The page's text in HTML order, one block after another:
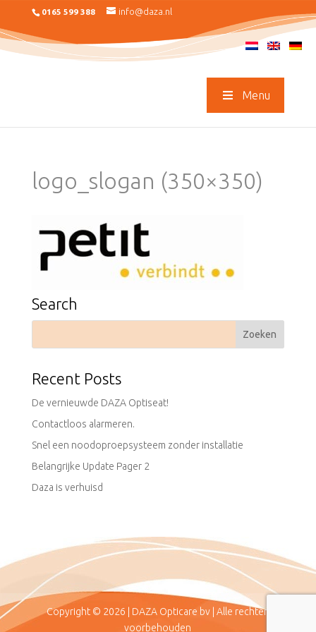
0165 599 388 info@daza.nl
Menu
logo_slogan (350×350)
Search
Recent Posts
De vernieuwde DAZA Optiseat!
Contactloos alarmeren.
Snel een noodoproepsysteem zonder installatie
Belangrijke Update Pager 2
Daza is verhuisd
Copyright © 2026 | DAZA Opticare bv | Alle rechten
voorbehouden